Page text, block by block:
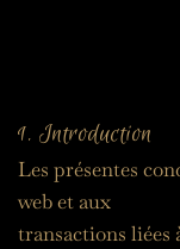
1. Introduction
Les présentes
web et aux
transactions liées